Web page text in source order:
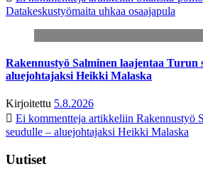
Datakeskustyömaita uhkaa osaajapula
Rakennustyö Salminen laajentaa Turun
aluejohtajaksi Heikki Malaska
Kirjoitettu 5.8.2026
Ei kommentteja artikkeliin Rakennustyö
seudulle – aluejohtajaksi Heikki Malaska
Uutiset